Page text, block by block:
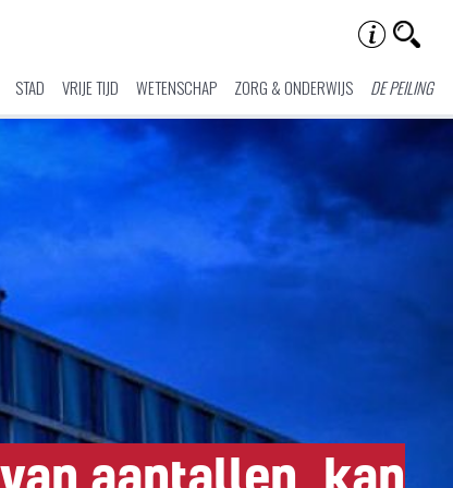
STAD VRIJE TIJD WETENSCHAP ZORG & ONDERWIJS DE PEILING
aantallen, kan